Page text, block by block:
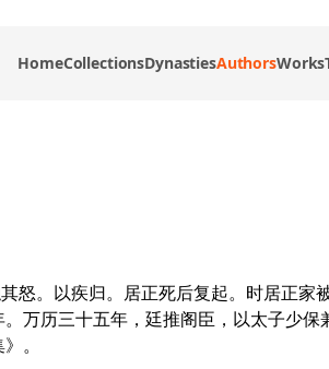
HomeCollectionsDynastiesAuthorsWorks
怒。以疾归。居正死后复起。时居正家
万历三十五年，廷推阁臣，以太子少保
。